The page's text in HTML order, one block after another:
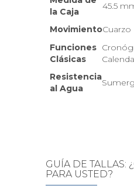
la Caja
45.5
MovimientoCuarzo
Funciones
Clásicas
Resistencia
al Agua
GUÍA DE TALLAS:
PARA USTED?